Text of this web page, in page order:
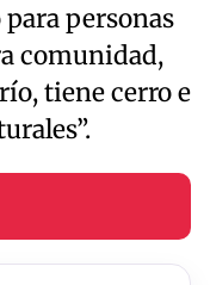
personas
comunidad,
tiene cerro e